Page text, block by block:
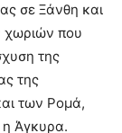
σε Ξάνθη και
χωριών που
της
της
των Ρομά,
η Άγκυρα.